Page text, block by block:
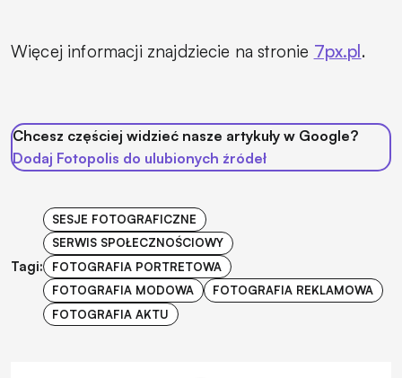
Więcej informacji znajdziecie na stronie 7px.pl.
Chcesz częściej widzieć nasze artykuły w Google?
Dodaj Fotopolis do ulubionych źródeł
Tagi:
SESJE FOTOGRAFICZNE
SERWIS SPOŁECZNOŚCIOWY
FOTOGRAFIA PORTRETOWA
FOTOGRAFIA MODOWA
FOTOGRAFIA REKLAMOWA
FOTOGRAFIA AKTU